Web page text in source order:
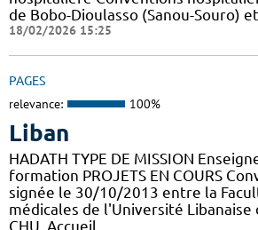
de Bobo-Dioulasso (Sanou-Souro)
18/02/2026 15:25
PAGES
relevance: 100%
Liban
HADATH TYPE DE MISSION
formation PROJETS EN COURS
signée le 30/10/2013 entre la
médicales de l'Université Libanaise
CHU. Accueil